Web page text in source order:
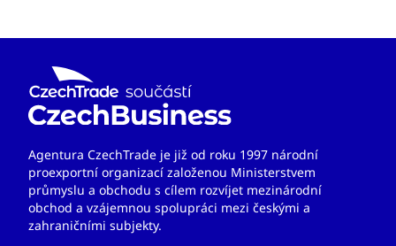
Agentura CzechTrade je již od roku 1997 národní
proexportní organizací založenou Ministerstvem
průmyslu a obchodu s cílem rozvíjet mezinárodní
obchod a vzájemnou spolupráci mezi českými a
zahraničními subjekty.